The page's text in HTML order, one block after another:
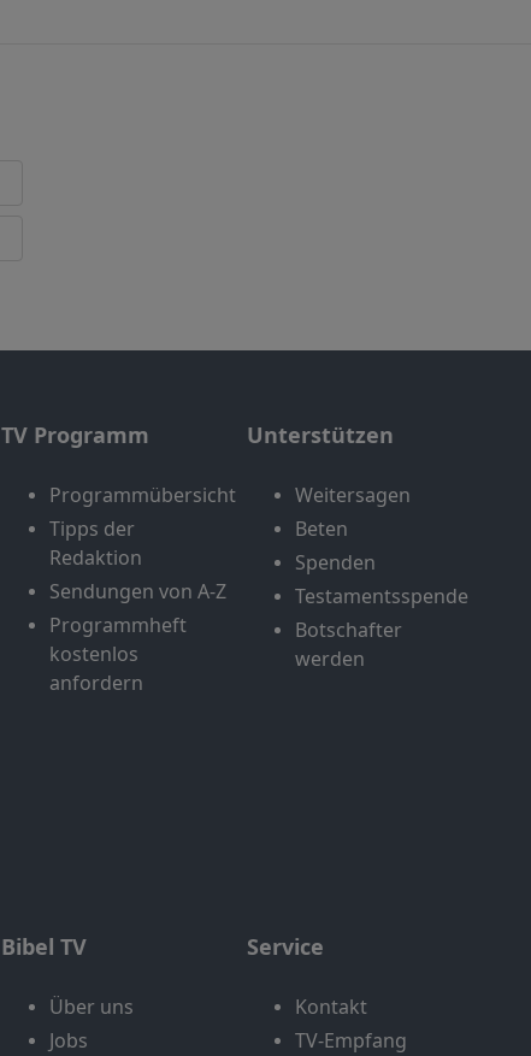
TV Programm
Programmübersicht
Tipps der
Redaktion
Sendungen von A-Z
Programmheft
kostenlos
anfordern
Unterstützen
Weitersagen
Beten
Spenden
Testamentsspende
Botschafter
werden
Bibel TV
Über uns
Jobs
Service
Kontakt
TV-Empfang